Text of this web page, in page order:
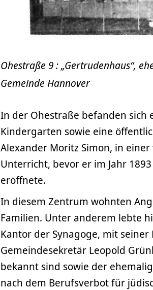
Ohestraße 9 : „Gertrudenhaus“,
Gemeinde Hannover
In der Ohestraße befanden sich
Kindergarten sowie eine
Alexander Moritz Simon, in
Unterricht, bevor er im Jahr
eröffnete.
In diesem Zentrum wohnten
Familien. Unter anderem lebte
Kantor der Synagoge, mit
Gemeindesekretär Leopold
bekannt sind sowie der
nach dem Berufsverbot für